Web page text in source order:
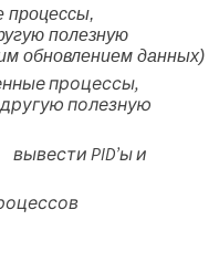
процессы,
полезную
обновлением данных)
процессы,
полезную
вывести PID’ы и